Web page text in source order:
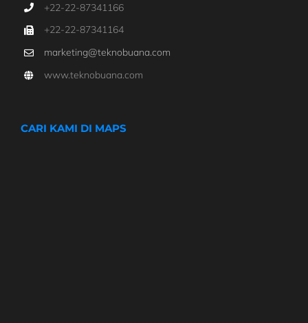
+22-22-87341166
+22-22-87341164
marketing@teknobuana.com
www.teknobuana.com
CARI KAMI DI MAPS